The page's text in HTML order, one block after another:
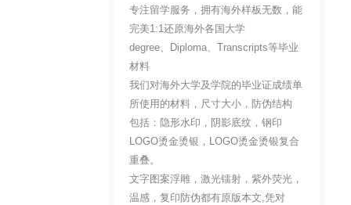
专注留学服务，拥有海外样板无数，能
完美1:1还原海外各国大学
degree、Diploma、Transcripts等毕业
材料
我们对海外大学及学院的毕业证成绩单
所使用的材料，尺寸大小，防伪结构
包括：隐形水印，阴影底纹，钢印
LOGO烫金烫银，LOGO烫金烫银复合
重叠。
文字图案浮雕，激光镭射，紫外荧光，
温感，复印防伪都有原版本文,凭对